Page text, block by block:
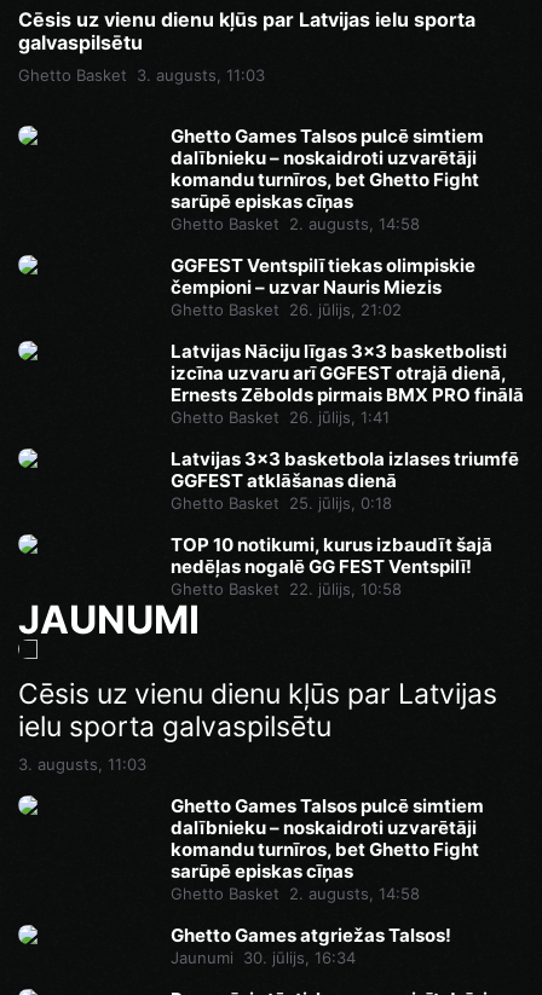
Cēsis uz vienu dienu kļūs par Latvijas ielu sporta
galvaspilsētu
Ghetto Basket 3. augusts, 11:03
Ghetto Games Talsos pulcē simtiem
dalībnieku – noskaidroti uzvarētāji
komandu turnīros, bet Ghetto Fight
sarūpē episkas cīņas
Ghetto Basket 2. augusts, 14:58
GGFEST Ventspilī tiekas olimpiskie
čempioni – uzvar Nauris Miezis
Ghetto Basket 26. jūlijs, 21:02
Latvijas Nāciju līgas 3x3 basketbolisti
izcīna uzvaru arī GGFEST otrajā dienā,
Ernests Zēbolds pirmais BMX PRO finālā
Ghetto Basket 26. jūlijs, 1:41
Latvijas 3x3 basketbola izlases triumfē
GGFEST atklāšanas dienā
Ghetto Basket 25. jūlijs, 0:18
TOP 10 notikumi, kurus izbaudīt šajā
nedēļas nogalē GG FEST Ventspilī!
Ghetto Basket 22. jūlijs, 10:58
JAUNUMI
Cēsis uz vienu dienu kļūs par Latvijas
ielu sporta galvaspilsētu
3. augusts, 11:03
Ghetto Games Talsos pulcē simtiem
dalībnieku – noskaidroti uzvarētāji
komandu turnīros, bet Ghetto Fight
sarūpē episkas cīņas
Ghetto Basket 2. augusts, 14:58
Ghetto Games atgriežas Talsos!
Jaunumi 30. jūlijs, 16:34